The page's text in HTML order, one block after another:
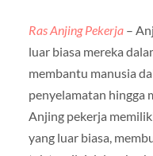
Ras Anjing Pekerja–
luar biasa mereka
membantu manusia
penyelamatan hingga
Anjing pekerja
yang luar biasa,